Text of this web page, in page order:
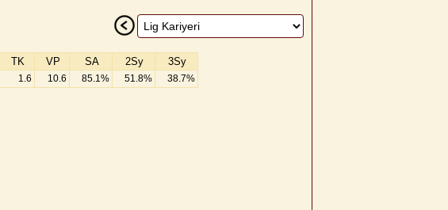
TK VP SA 2Sy 3Sy
1.6 10.6 85.1% 51.8% 38.7%